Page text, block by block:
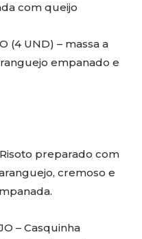
com queijo
(4 UND) – massa a
empanado e
Risoto preparado com
cremoso e
– Casquinha